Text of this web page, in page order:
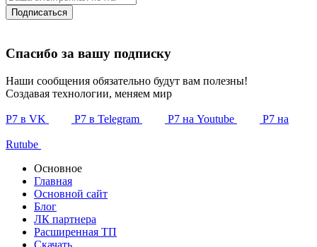
Подписаться
Спасибо за вашу подписку
Наши сообщения обязательно будут вам полезны!
Создавая технологии, меняем мир
Р7 в VK Р7 в Telegram Р7 на Youtube Р7 на
Rutube
Основное
Главная
Основной сайт
Блог
ЛК партнера
Расширенная ТП
Скачать